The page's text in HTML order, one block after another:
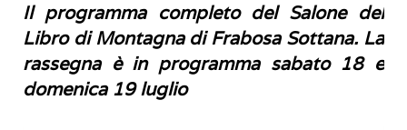
Il programma completo del Salone del
Libro di Montagna di Frabosa Sottana. La
rassegna è in programma sabato 18 e
domenica 19 luglio